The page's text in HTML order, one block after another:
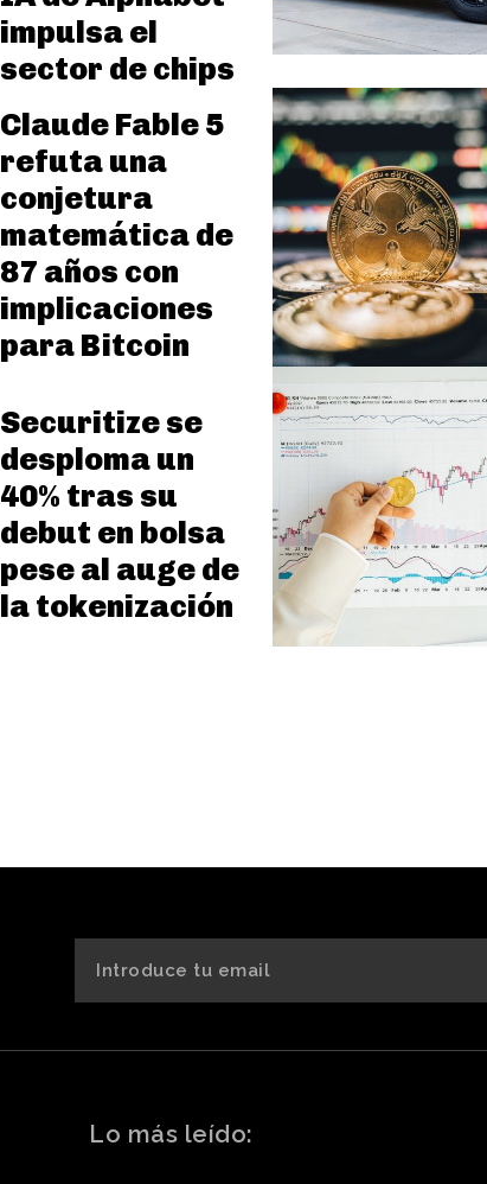
impulsa el
sector de chips
Claude Fable 5
refuta una
conjetura
matemática de
87 años con
implicaciones
para Bitcoin
Securitize se
desploma un
40% tras su
debut en bolsa
pese al auge de
la tokenización
Lo más leído: